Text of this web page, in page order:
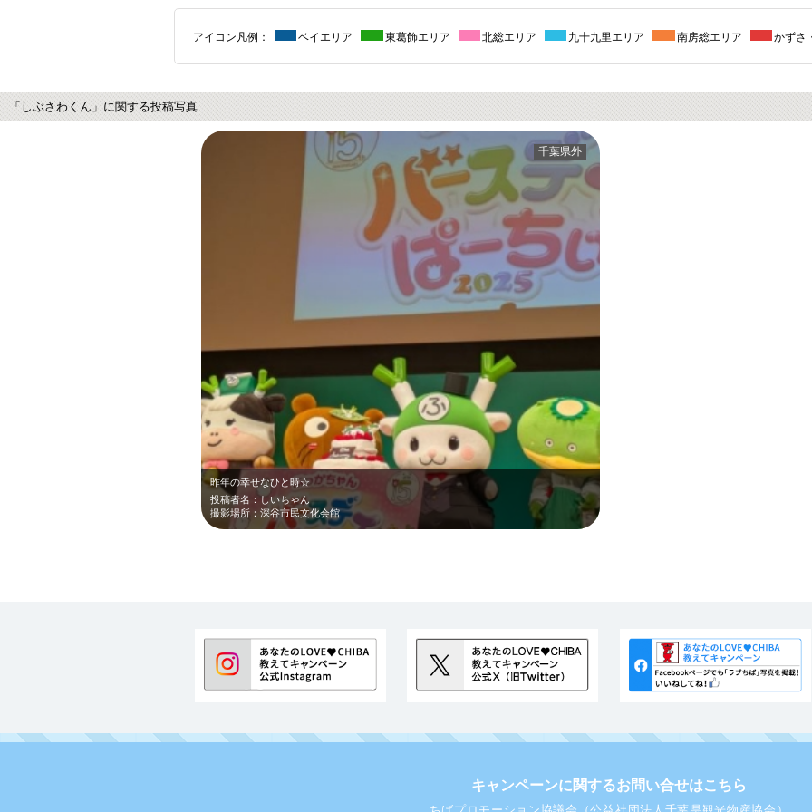
アイコン凡例： ベイエリア 東葛飾エリア 北総エリア 九十九里エリア 南房総エリア かずさ
「しぶさわくん」に関する投稿写真
昨年の幸せなひと時☆
投稿者名：しいちゃん
撮影場所：深谷市民文化会館
千葉県外
キャンペーンに関するお問い合せはこちら